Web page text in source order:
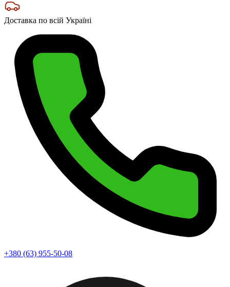
Доставка по всій Україні
+380 (63) 955-50-08